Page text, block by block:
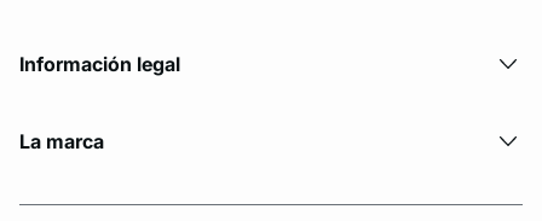
Información legal
La marca